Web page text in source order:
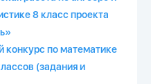
8 класс проекта
по математике
(задания и